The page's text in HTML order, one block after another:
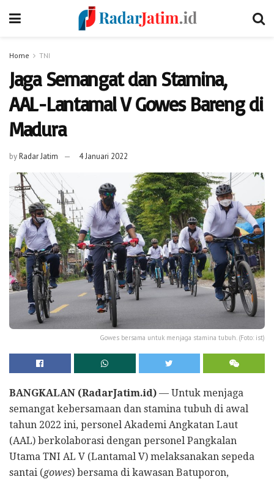
Home TNI
Jaga Semangat dan Stamina,
AAL-Lantamal V Gowes Bareng di
Madura
byRadar Jatim 4 Januari 2022
Gowes bersama untuk menjaga stamina tubuh. (Foto: ist)
BANGKALAN (RadarJatim.id) — Untuk menjaga
semangat kebersamaan dan stamina tubuh di awal
tahun 2022 ini, personel Akademi Angkatan Laut
(AAL) berkolaborasi dengan personel Pangkalan
Utama TNI AL V (Lantamal V) melaksanakan sepeda
santai (gowes) bersama di kawasan Batuporon,